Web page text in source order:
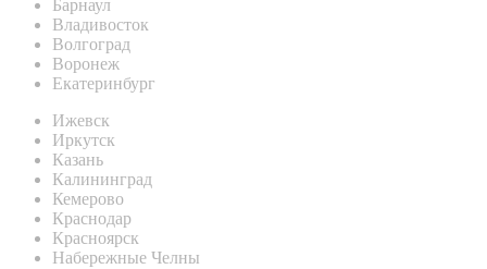
Барнаул
Владивосток
Волгоград
Воронеж
Екатеринбург
Ижевск
Иркутск
Казань
Калининград
Кемерово
Краснодар
Красноярск
Набережные Челны